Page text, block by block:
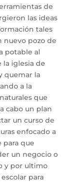
de
las ideas
tales
nuevo pozo de
potable al
la iglesia de
quemar la
a la
que
cabo un plan
un curso de
enfocado a
para que
un negocio o
y por ultimo
para